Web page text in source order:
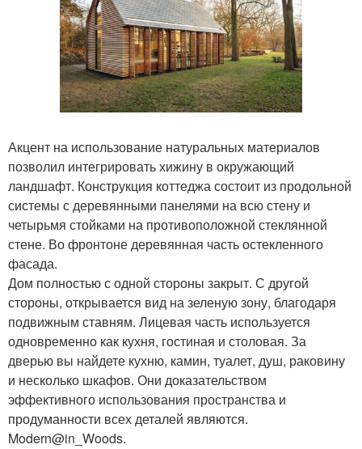
Акцент на использование натуральных материалов
позволил интегрировать хижину в окружающий
ландшафт. Конструкция коттеджа состоит из продольной
системы с деревянными панелями на всю стену и
четырьмя стойками на противоположной стеклянной
стене. Во фронтоне деревянная часть остекленного
фасада.
Дом полностью с одной стороны закрыт. С другой
стороны, открывается вид на зеленую зону, благодаря
подвижным ставням. Лицевая часть используется
одновременно как кухня, гостиная и столовая. За
дверью вы найдете кухню, камин, туалет, душ, раковину
и несколько шкафов. Они доказательством
эффективного использования пространства и
продуманности всех деталей являются.
Modern@in_Woods.